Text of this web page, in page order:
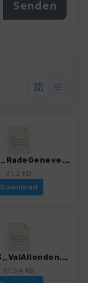
Lem_01_RadeGeneve.gpx
31.2 KB
Download
Lem_03_ValAllondon.gpx
51.54 KB